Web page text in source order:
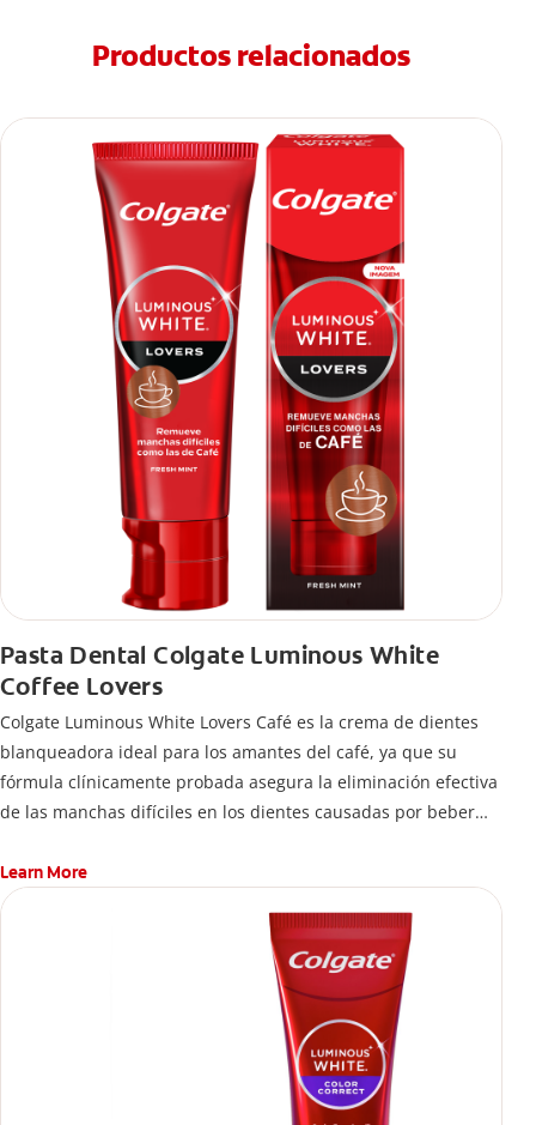
Productos relacionados
Pasta Dental Colgate Luminous White
Coffee Lovers
Colgate Luminous White Lovers Café es la crema de dientes
blanqueadora ideal para los amantes del café, ya que su
fórmula clínicamente probada asegura la eliminación efectiva
de las manchas difíciles en los dientes causadas por beber
Learn More